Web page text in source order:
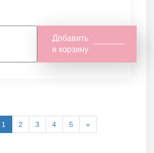
Добавить
в корзину
1 2 3 4 5 »